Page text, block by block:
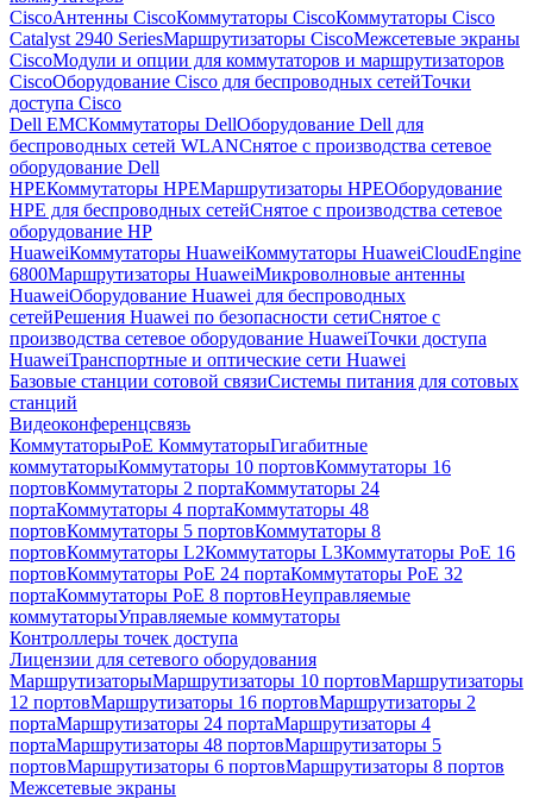
CiscoАнтенны CiscoКоммутаторы CiscoКоммутаторы Cisco
Catalyst 2940 SeriesМаршрутизаторы CiscoМежсетевые экраны
CiscoМодули и опции для коммутаторов и маршрутизаторов
CiscoОборудование Cisco для беспроводных сетейТочки
доступа Cisco
Dell EMCКоммутаторы DellОборудование Dell для
беспроводных сетей WLANСнятое с производства сетевое
оборудование Dell
HPEКоммутаторы HPEМаршрутизаторы HPEОборудование
HPE для беспроводных сетейСнятое с производства сетевое
оборудование HP
HuaweiКоммутаторы HuaweiКоммутаторы HuaweiCloudEngine
6800Маршрутизаторы HuaweiМикроволновые антенны
HuaweiОборудование Huawei для беспроводных
сетейРешения Huawei по безопасности сетиСнятое с
производства сетевое оборудование HuaweiТочки доступа
HuaweiТранспортные и оптические сети Huawei
Базовые станции сотовой связиСистемы питания для сотовых
станций
Видеоконференцсвязь
КоммутаторыPoE КоммутаторыГигабитные
коммутаторыКоммутаторы 10 портовКоммутаторы 16
портовКоммутаторы 2 портаКоммутаторы 24
портаКоммутаторы 4 портаКоммутаторы 48
портовКоммутаторы 5 портовКоммутаторы 8
портовКоммутаторы L2Коммутаторы L3Коммутаторы PoE 16
портовКоммутаторы PoE 24 портаКоммутаторы PoE 32
портаКоммутаторы PoE 8 портовНеуправляемые
коммутаторыУправляемые коммутаторы
Контроллеры точек доступа
Лицензии для сетевого оборудования
МаршрутизаторыМаршрутизаторы 10 портовМаршрутизаторы
12 портовМаршрутизаторы 16 портовМаршрутизаторы 2
портаМаршрутизаторы 24 портаМаршрутизаторы 4
портаМаршрутизаторы 48 портовМаршрутизаторы 5
портовМаршрутизаторы 6 портовМаршрутизаторы 8 портов
Межсетевые экраны